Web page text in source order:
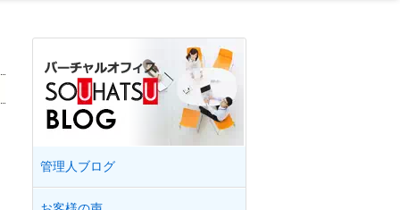
管理人ブログ